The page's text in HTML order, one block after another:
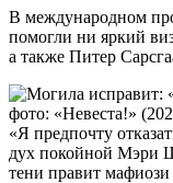
В международном
помогли ни яркий
а также Питер
фото: «Невеста!»
«Я предпочту
дух покойной Мэри
тени правит